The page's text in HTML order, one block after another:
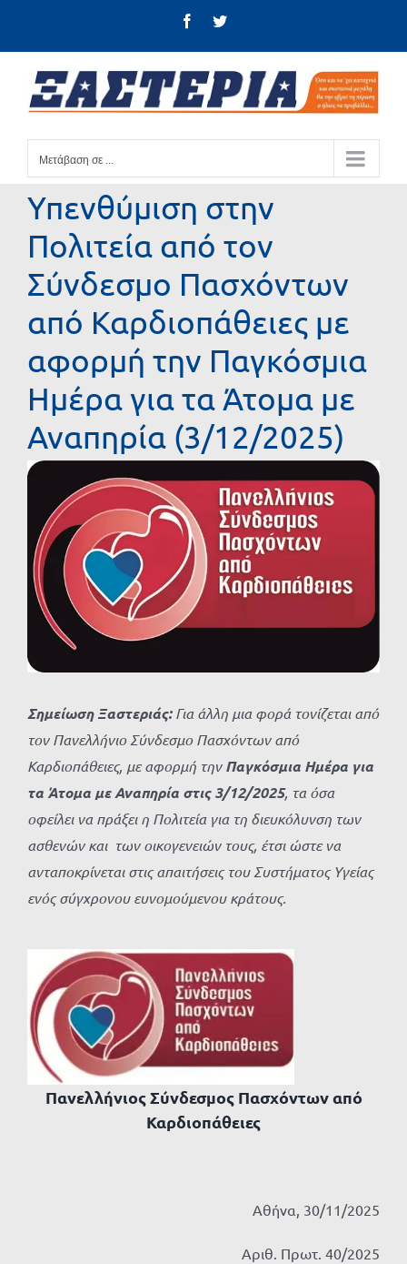
FacebookTwitter
Μετάβαση σε ...
Υπενθύμιση στην
Πολιτεία από τον
Σύνδεσμο Πασχόντων
από Καρδιοπάθειες με
αφορμή την Παγκόσμια
Ημέρα για τα Άτομα με
Αναπηρία (3/12/2025)
Προβολή
μεγαλύτερης
εικόνας
Σημείωση Ξαστεριάς:Για άλλη μια φορά τονίζεται από
τον Πανελλήνιο Σύνδεσμο Πασχόντων από
Καρδιοπάθειες, με αφορμή τηνΠαγκόσμια Ημέρα για
τα Άτομα με Αναπηρία στις 3/12/2025, τα όσα
οφείλει να πράξει η Πολιτεία για τη διευκόλυνση των
ασθενών και των οικογενειών τους, έτσι ώστε να
ανταποκρίνεται στις απαιτήσεις του Συστήματος Υγείας
ενός σύγχρονου ευνομούμενου κράτους.
Πανελλήνιος Σύνδεσμος Πασχόντων από
Καρδιοπάθειες
Αθήνα, 30/11/2025
Αριθ. Πρωτ. 40/2025